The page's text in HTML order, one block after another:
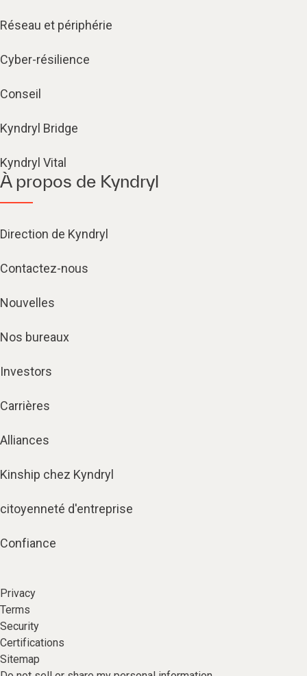
Réseau et périphérie
Cyber-résilience
Conseil
Kyndryl Bridge
Kyndryl Vital
À propos de Kyndryl
Direction de Kyndryl
Contactez-nous
Nouvelles
Nos bureaux
Investors
Carrières
Alliances
Kinship chez Kyndryl
citoyenneté d'entreprise
Confiance
Privacy
Terms
Security
Certifications
Sitemap